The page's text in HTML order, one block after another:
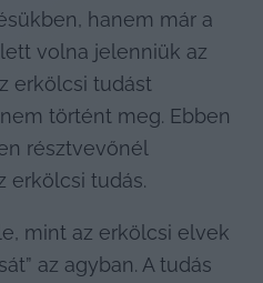
hanem már a
volna jelenniük az
erkölcsi tudást
történt meg. Ebben
résztvevőnél
erkölcsi tudás.
mint az erkölcsi elvek
az agyban. A tudás